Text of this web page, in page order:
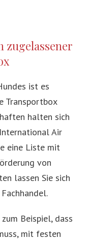
ist es
Transportbox
halten sich
Air
eine Liste mit
von
lassen Sie sich
Beispiel, dass
mit festen